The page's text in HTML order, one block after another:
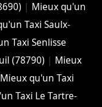
| Mieux qu'un
Taxi Saulx-
Taxi Senlisse
(78790) | Mieux
Mieux qu'un Taxi
Taxi Le Tartre-